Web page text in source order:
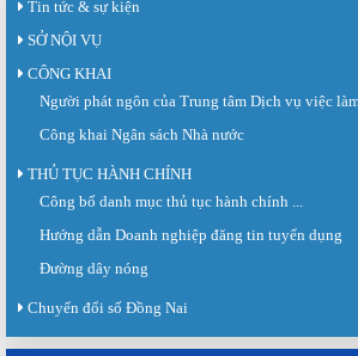
Tin tức & sự kiện
SỞ NỘI VỤ
CÔNG KHAI
Người phát ngôn của Trung tâm Dịch vụ việc
Công khai Ngân sách Nhà nước
THỦ TỤC HÀNH CHÍNH
Công bố danh mục thủ tục hành chính ...
Hướng dẫn Doanh nghiệp đăng tin tuyển dụng
Đường dây nóng
Chuyển đổi số Đồng Nai
Sàn giao dịch việc làm lần thứ 08 năm 2026: Hơn
Sáng ngày 03/8/2026, Trung tâm Dịch vụ việc làm
Báo cáo số 141/BC-TTDVVL của Trung tâm Dịch
Báo cáo kết quả tổ chức Sàn giao dịch việc làm lần
tháng 08 năm 2026.